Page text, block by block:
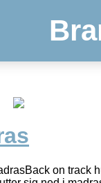
on track